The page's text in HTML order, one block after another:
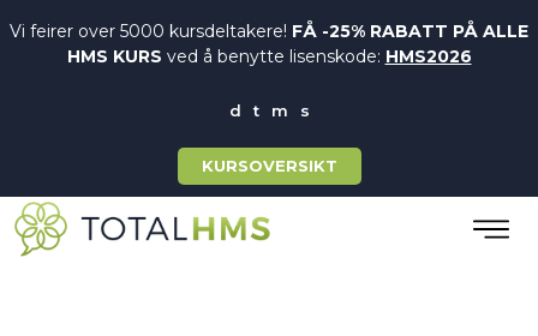
Vi feirer over 5000 kursdeltakere! FÅ -25% RABATT PÅ ALLE
HMS KURS ved å benytte lisenskode: HMS2026
KURSOVERSIKT